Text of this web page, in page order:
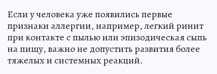
Если у человека уже появились первые
признаки аллергии, например, легкий ринит
при контакте с пылью или эпизодическая сыпь
на пищу, важно не допустить развития более
тяжелых и системных реакций.